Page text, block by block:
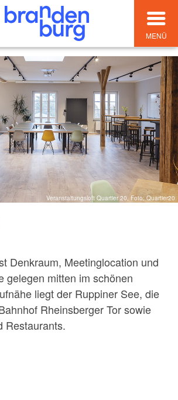
MENÜ
Veranstaltungsloft Quartier 20, Foto: Quartier20
Denkraum, Meetinglocation und
gelegen mitten im schönen
liegt der Ruppiner See, die
Rheinsberger Tor sowie
Restaurants.